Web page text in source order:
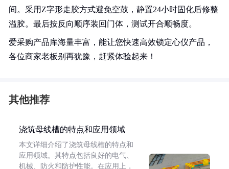
间。采用Z字形走胶方式避免空鼓，静置24小时固化后修整
溢胶。最后按反向顺序装回门体，测试开合顺畅度。
爱采购产品库海量丰富，能让您快速高效锁定心仪产品，
各位商家老板别再犹豫，赶紧体验起来！
其他推荐
浇筑母线槽的特点和应用领域
本文详细介绍了浇筑母线槽的特点和
应用领域。其特点包括良好的电气、
机械、防火和防护性能。在应用上，